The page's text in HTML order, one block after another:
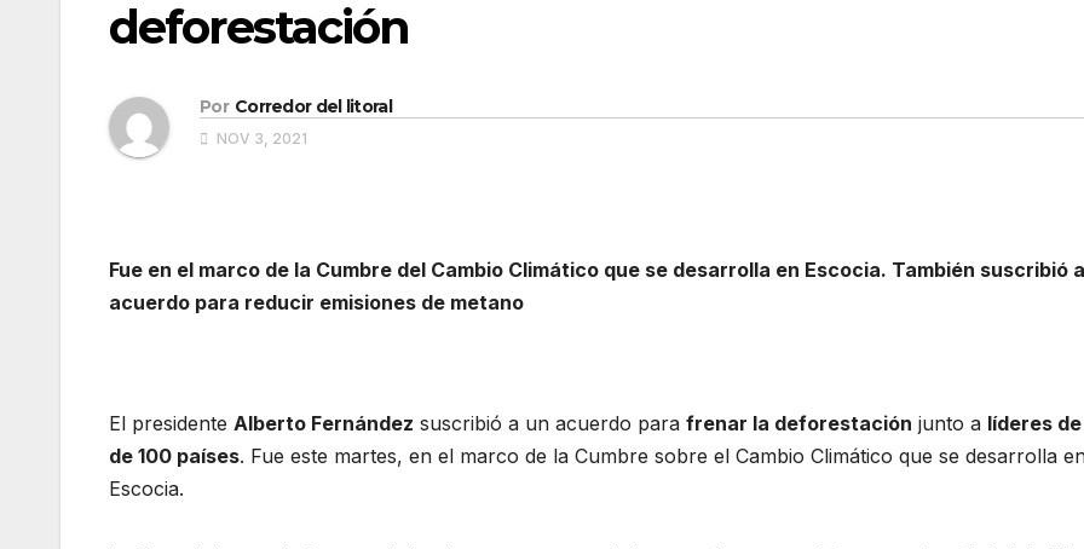
deforestación
Por Corredor del litoral
NOV 3, 2021
Fue en el marco de la Cumbre del Cambio Climático que se desarrolla en Escocia. También suscribió
acuerdo para reducir emisiones de metano
El presidente Alberto Fernández suscribió a un acuerdo para frenar la deforestación junto a líderes
de 100 países. Fue este martes, en el marco de la Cumbre sobre el Cambio Climático que se desarrolla
Escocia.